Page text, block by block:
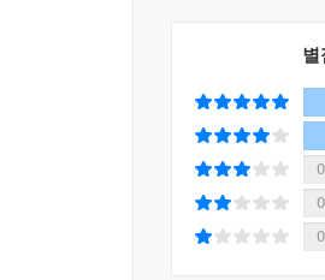
어떻게 가능한 것인
인터뷰도 눈여겨볼 만하
“소설은 대화적입니
가지고 같은 말도 다
같습니다. 무엇보다 피
별